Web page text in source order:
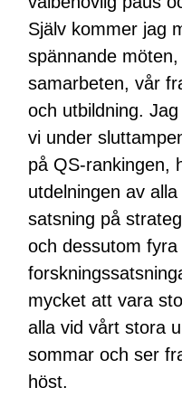
Själv kommer jag
spännande
samarbeten, vår
och utbildning.
vi under
på QS-rankingen,
utdelningen av
satsning på
och dessutom
mycket att vara
alla vid vårt stora
sommar och ser
höst.